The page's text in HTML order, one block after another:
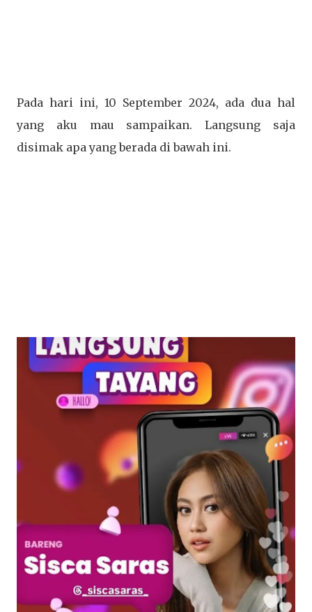
Pada hari ini, 10 September 2024, ada dua hal
yang aku mau sampaikan. Langsung saja
disimak apa yang berada di bawah ini.